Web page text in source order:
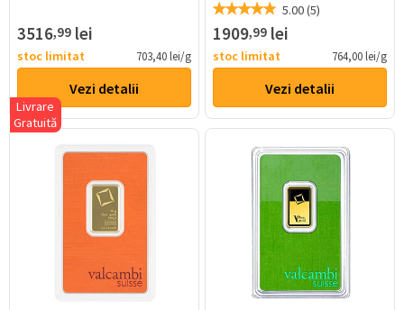
3516,99 lei
stoc limitat 703,40 lei/g
Vezi detalii
5.00 (5)
1909,99lei
stoc limitat 764,00 lei/g
Vezi detalii
Livrare
Gratuită